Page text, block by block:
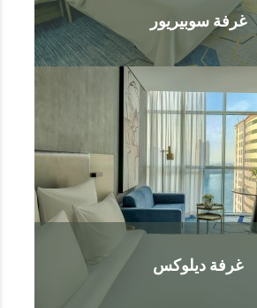
غرفة سوبيريور
غرفة ديلوكس